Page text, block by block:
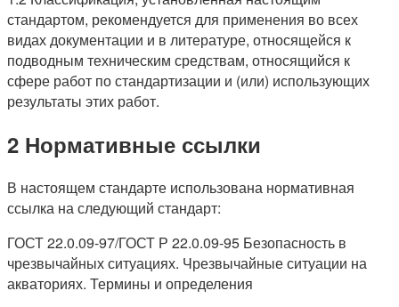
стандартом, рекомендуется для применения во всех
видах документации и в литературе, относящейся к
подводным техническим средствам, относящийся к
сфере работ по стандартизации и (или) использующих
результаты этих работ.
2 Нормативные ссылки
В настоящем стандарте использована нормативная
ссылка на следующий стандарт:
ГОСТ 22.0.09-97/ГОСТ Р 22.0.09-95 Безопасность в
чрезвычайных ситуациях. Чрезвычайные ситуации на
акваториях. Термины и определения